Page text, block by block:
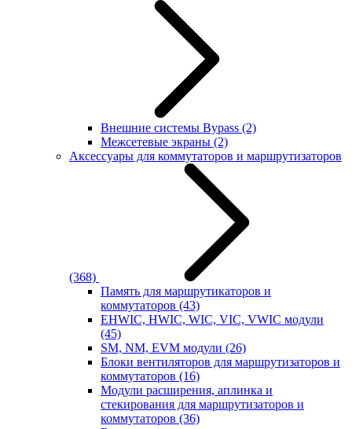
Внешние системы Bypass (2)
Межсетевые экраны (2)
Аксессуары для коммутаторов и маршрутизаторов
(368)
Память для маршрутикаторов и
коммутаторов (43)
EHWIC, HWIC, WIC, VIC, VWIC модули
(45)
SM, NM, EVM модули (26)
Блоки вентиляторов для маршрутизаторов и
коммутаторов (16)
Модули расширения, аплинка и
стекирования для маршрутизаторов и
коммутаторов (36)